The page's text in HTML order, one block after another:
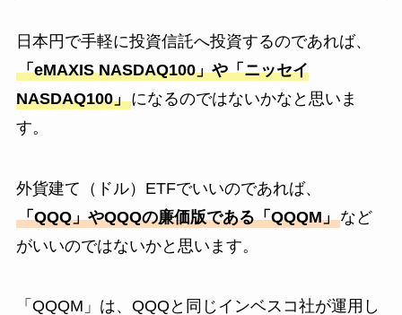
日本円で手軽に投資信託へ投資するのであれば、
「eMAXIS NASDAQ100」や「ニッセイ
NASDAQ100」になるのではないかなと思いま
す。
外貨建て（ドル）ETFでいいのであれば、
「QQQ」やQQQの廉価版である「QQQM」など
がいいのではないかと思います。
「QQQM」は、QQQと同じインベスコ社が運用し